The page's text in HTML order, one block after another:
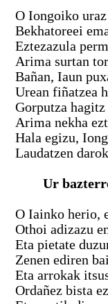
O Iongoiko
Bekhatoreei
Eztezazula
Arima surtan
Bañan, Iaun
Urean fiñatzea
Gorputza hagitz
Arima nekha
Hala egizu,
Laudatzen
Ur
O Iainko herio,
Othoi adizazu
Eta pietate
Zenen ediren
Eta arrokak
Ordañez bista